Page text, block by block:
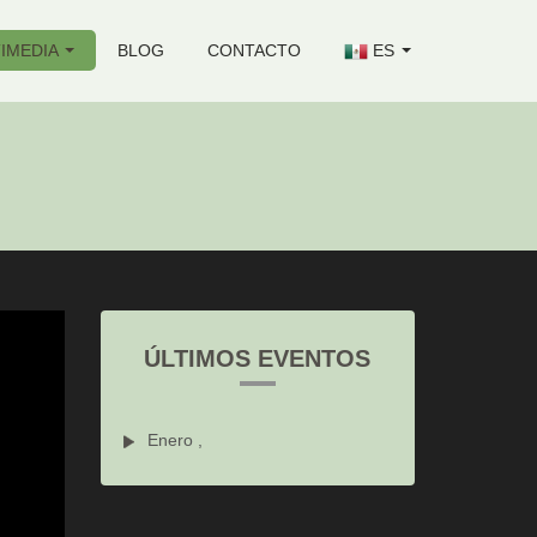
BLOG CONTACTO ES
ÚLTIMOS EVENTOS
Enero ,